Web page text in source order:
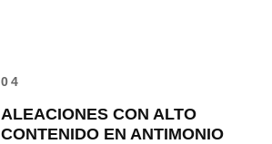
04
ALEACIONES CON ALTO
CONTENIDO EN ANTIMONIO